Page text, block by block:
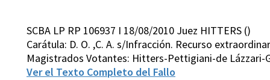
SCBA LP RP 106937 I 18/08/2010 Juez HITTERS ()
Carátula: D. O. ,C. A. s/Infracción. Recurso
Magistrados Votantes: Hitters-Pettigiani-de Lázzari-
Ver el Texto Completo del Fallo